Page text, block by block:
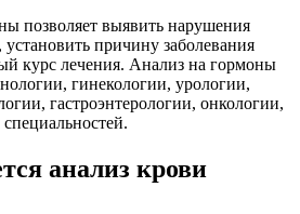
позволяет выявить нарушения
причину заболевания
курс лечения. Анализ на гормоны
гинекологии, урологии,
гастроэнтерологии, онкологии,
анализ крови